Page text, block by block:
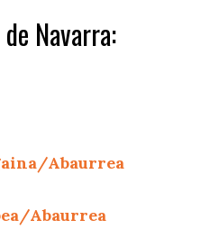
Navarra:
Abaurrea
Abaurrea